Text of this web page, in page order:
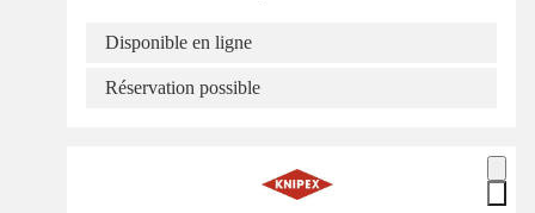
Disponible en ligne
Réservation possible